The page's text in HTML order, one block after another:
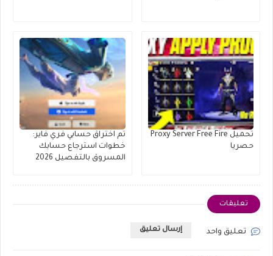
تحميل Proxy Server Free Fire
حصريا
تم اختراق حسابي فري فاير:
خطوات استرجاع حسابك
المسروق بالتفصيل 2026
تعليقات
تعليق واحد إرسال تعليق